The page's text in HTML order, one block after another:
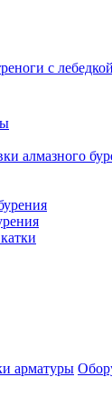
с лебедкой
алмазного